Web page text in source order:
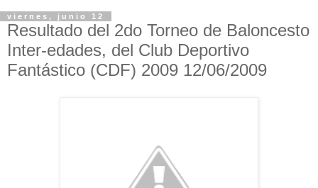
viernes, junio 12
Resultado del 2do Torneo de Baloncesto
Inter-edades, del Club Deportivo
Fantástico (CDF) 2009 12/06/2009